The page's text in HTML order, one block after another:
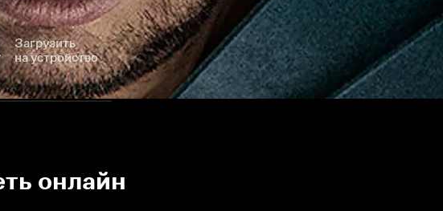
Загрузить
на устройство
онлайн